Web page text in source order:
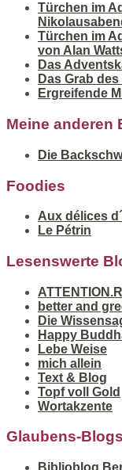
Türchen im
Türchen im
von Alan
Das
Das Grab
Ergreifende
Meine anderen
Die
Foodies
Aux délices
Le Pétrin
Lesenswerte
better and
Die
Happy
Lebe Weise
mich allein
Text & Blog
Topf voll Gold
Wortakzente
Glaubens-Blogs
Biblioblog